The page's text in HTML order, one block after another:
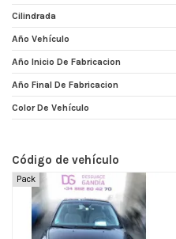
Cilindrada
Año Vehículo
Año Inicio De Fabricacion
Año Final De Fabricacion
Color De Vehículo
Código de vehículo
Pack